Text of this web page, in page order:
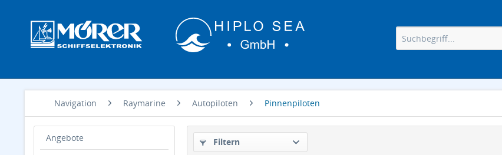
Navigation Raymarine Autopiloten Pinnenpiloten
Angebote Filtern